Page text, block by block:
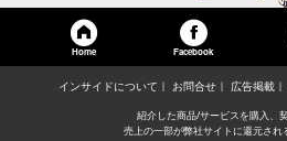
Home Facebook
インサイドについて お問合せ 広告掲載
紹介した商品/サービスを購入、
売上の一部が弊社サイトに還元され